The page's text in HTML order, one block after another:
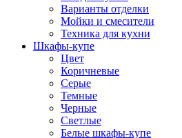
Варианты отделки
Мойки и смесители
Техника для кухни
Шкафы-купе
Цвет
Коричневые
Серые
Темные
Черные
Светлые
Белые шкафы-купе